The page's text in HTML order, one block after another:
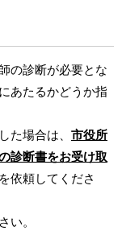
の診断が必要とな
あたるかどうか指
た場合は、 市役所
診断書をお受け取
依頼してくださ
い。